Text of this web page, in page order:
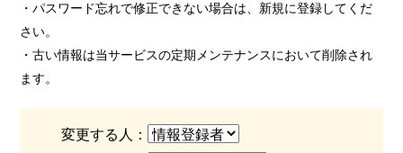
・パスワード忘れで修正できない場合は、新規に登録してくだ
さい。
・古い情報は当サービスの定期メンテナンスにおいて削除され
ます。
変更する人：